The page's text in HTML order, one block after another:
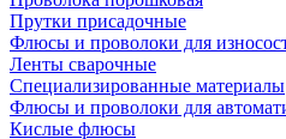
Прутки присадочные
Флюсы и проволоки для
Ленты сварочные
Специализированные материалы
Флюсы и проволоки для
Кислые флюсы